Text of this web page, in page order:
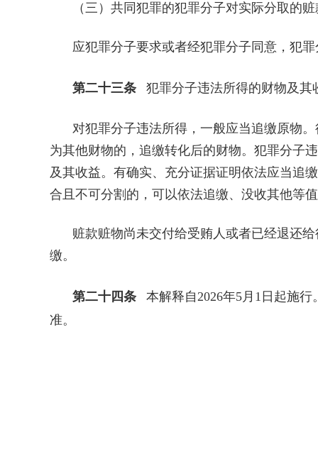
（三）共同犯罪的犯罪分子对实际分取的
应犯罪分子要求或者经犯罪分子同意，犯
第二十三条 犯罪分子违法所得的财物及其
对犯罪分子违法所得，一般应当追缴原物
为其他财物的，追缴转化后的财物。犯罪分子
及其收益。有确实、充分证据证明依法应当追
合且不可分割的，可以依法追缴、没收其他等
赃款赃物尚未交付给受贿人或者已经退还
缴。
第二十四条 本解释自2026年5月1日起施
准。